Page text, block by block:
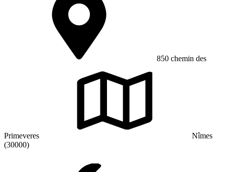
850 chemin des
Primeveres
Nîmes
(30000)